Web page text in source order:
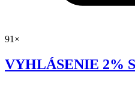
91×
VYHLÁSENIE 2%